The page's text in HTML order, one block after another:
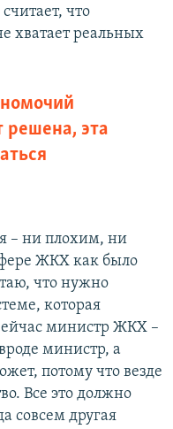
считает, что
реальных
эта
– ни плохим, ни
ЖКХ как было
что нужно
которая
министр ЖКХ –
министр, а
потому что везде
Все это должно
совсем другая